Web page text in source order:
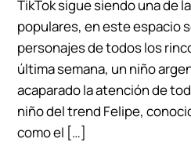
TikTok sigue siendo una de
populares, en este espacio
personajes de todos los
última semana, un niño
acaparado la atención de
niño del trend Felipe,
como el […]